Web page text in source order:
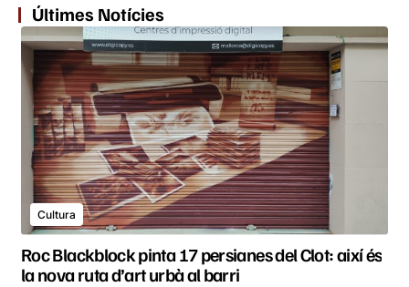
Últimes Notícies
Cultura
Roc Blackblock pinta 17 persianes del Clot: així és
la nova ruta d’art urbà al barri